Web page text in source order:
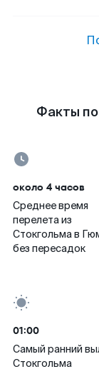
Факты по
около 4 часов
Среднее время
перелета из
Стокгольма в
без пересадок
01:00
Самый ранний
Стокгольма